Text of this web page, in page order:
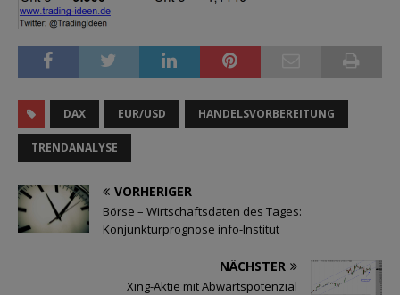
DAX EUR/USD HANDELSVORBEREITUNG
TRENDANALYSE
VORHERIGER
Börse – Wirtschaftsdaten des Tages:
Konjunkturprognose info-Institut
NÄCHSTER
Xing-Aktie mit Abwärtspotenzial